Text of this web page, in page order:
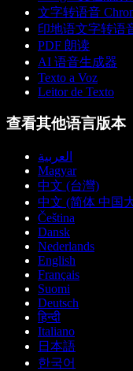
文字转语音
印地语文字转语
PDF 朗读
AI 语音生成器
Texto a Voz
Leitor de Texto
查看其他语言版本
العربية
Magyar
中文 (台灣)
中文 (简体 中国
Čeština
Dansk
Nederlands
English
Français
Suomi
Deutsch
हिन्दी
Italiano
日本語
한국어